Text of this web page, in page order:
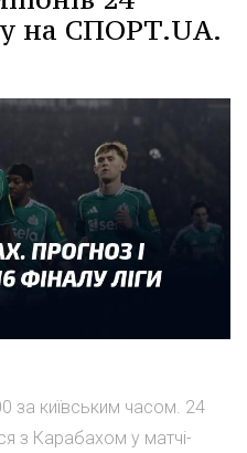
на СПОРТ.UA.
за київським часом. 24
з Карабахом у матчі-